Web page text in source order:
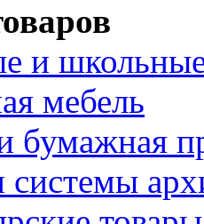
и
мебель
бумажная